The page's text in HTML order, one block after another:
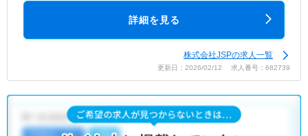
詳細を見る
株式会社JSPの求人一覧
更新日：2026/02/12 求人番号：682739